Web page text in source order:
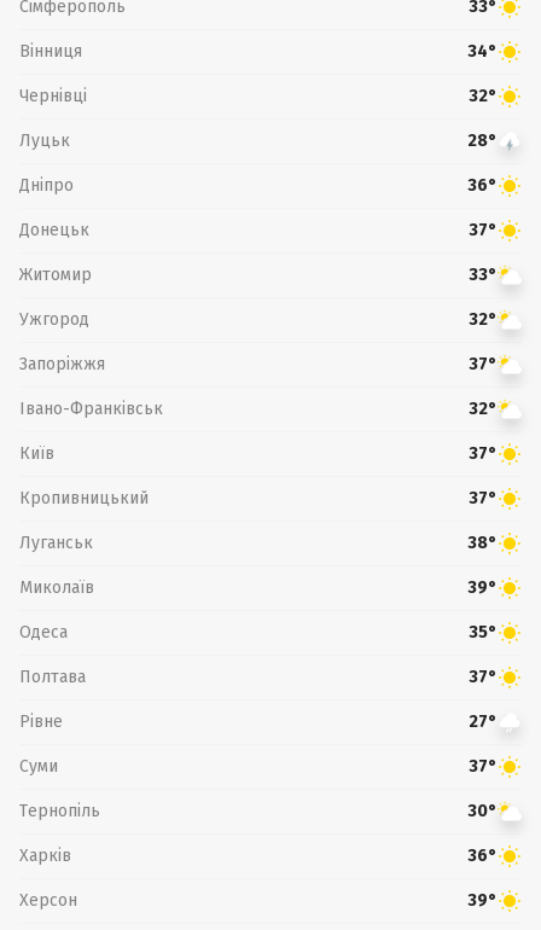
Сімферополь 33°
Вінниця 34°
Чернівці 32°
Луцьк 28°
Дніпро 36°
Донецьк 37°
Житомир 33°
Ужгород 32°
Запоріжжя 37°
Івано-Франківськ 32°
Київ 37°
Кропивницький 37°
Луганськ 38°
Миколаїв 39°
Одеса 35°
Полтава 37°
Рівне 27°
Суми 37°
Тернопіль 30°
Харків 36°
Херсон 39°